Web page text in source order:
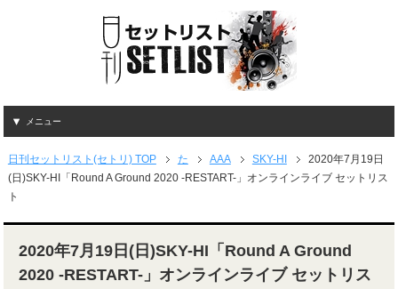
メニュー
日刊セットリスト(セトリ) TOP た AAA SKY-HI
2020年7月19日
(日)SKY-HI「Round A Ground 2020 -RESTART-」オンラインライブ セットリス
ト
2020年7月19日(日)SKY-HI「Round A Ground
2020 -RESTART-」オンラインライブ セットリス